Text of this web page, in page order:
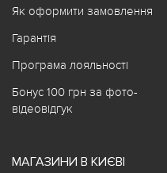
Як оформити замовлення
Гарантія
Програма лояльності
Бонус 100 грн за фото-
відеовідгук
МАГАЗИНИ В КИЄВІ